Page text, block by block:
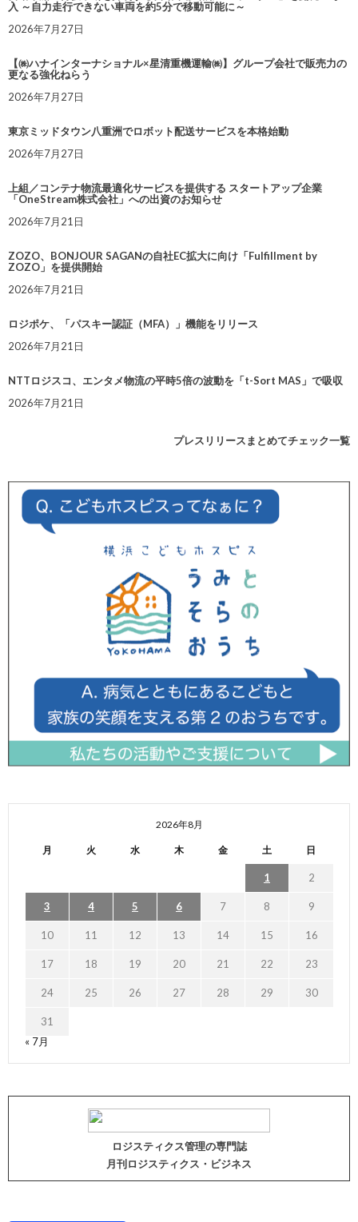
入 ～自力走行できない車両を約5分で移動可能に～
2026年7月27日
【㈱ハナインターナショナル×星清重機運輸㈱】グループ会社で販売力の
更なる強化ねらう
2026年7月27日
東京ミッドタウン八重洲でロボット配送サービスを本格始動
2026年7月27日
上組／コンテナ物流最適化サービスを提供する スタートアップ企業
「OneStream株式会社」への出資のお知らせ
2026年7月21日
ZOZO、BONJOUR SAGANの自社EC拡大に向け「Fulfillment by
ZOZO」を提供開始
2026年7月21日
ロジポケ、「パスキー認証（MFA）」機能をリリース
2026年7月21日
NTTロジスコ、エンタメ物流の平時5倍の波動を「t-Sort MAS」で吸収
2026年7月21日
プレスリリースまとめてチェック一覧
2026年8月
月 火 水 木 金 土 日
1 2
3 4 5 6 7 8 9
10 11 12 13 14 15 16
17 18 19 20 21 22 23
24 25 26 27 28 29 30
31
« 7月
ロジスティクス管理の専門誌
月刊ロジスティクス・ビジネス